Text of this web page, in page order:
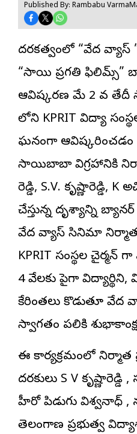
Published By: Rambabu Varma
దర్శకత్వంలో “వేద వ్యాస్ ”
“సాయి ప్రగతి ఫిలిమ్స్”
ఆవిష్కరణ మే 2 వ తేదీ
లోని KPRIT విద్యా
ఘనంగా ఆవిష్కరించడం
సాయిబాబా విగ్రహానికి
రెడ్డి, S.V. కృష్ణారెడ్డి, K
చేస్తున్న దృశ్యాన్ని
వేద వ్యాస్ సినిమా నిర్మాత
KPRIT సంస్థల చైర్మన్
4 వేలకు పైగా విద్యార్థిని,
కేరింతలు కొడుతూ వేద
స్వాగతం పలికి
ఈ కార్యక్రమంలో నిర్మాత
దర్శకులు S V
హీరో పిడుగు విశ్వనాధ్ ,
తెలంగాణ ప్రభుత్వ